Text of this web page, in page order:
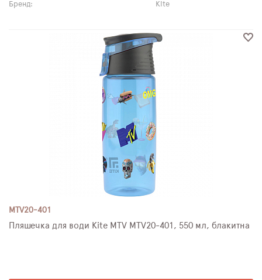
Бренд:
Kite
MTV20-401
Пляшечка для води Kite MTV MTV20-401, 550 мл, блакитна